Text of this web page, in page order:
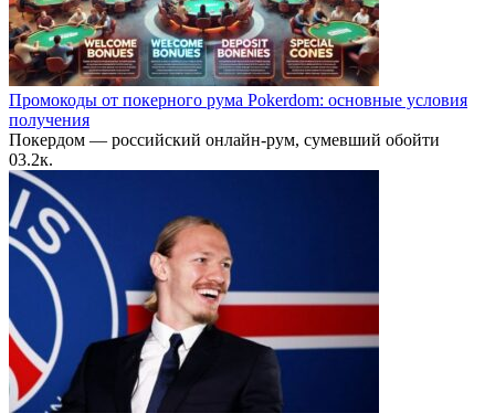
Промокоды от покерного рума Pokerdom: основные условия
получения
Покердом — российский онлайн-рум, сумевший обойти
03.2к.